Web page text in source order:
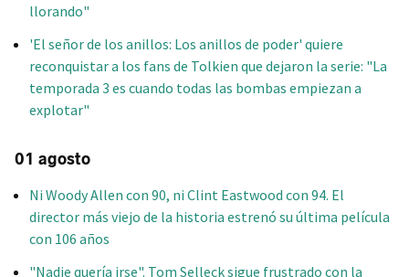
llorando"
'El señor de los anillos: Los anillos de poder' quiere
reconquistar a los fans de Tolkien que dejaron la serie: "La
temporada 3 es cuando todas las bombas empiezan a
explotar"
01 agosto
Ni Woody Allen con 90, ni Clint Eastwood con 94. El
director más viejo de la historia estrenó su última película
con 106 años
"Nadie quería irse". Tom Selleck sigue frustrado con la